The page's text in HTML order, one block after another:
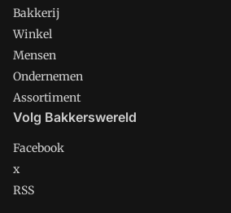
Bakkerij
Winkel
Mensen
Ondernemen
Assortiment
Volg Bakkerswereld
Facebook
x
RSS